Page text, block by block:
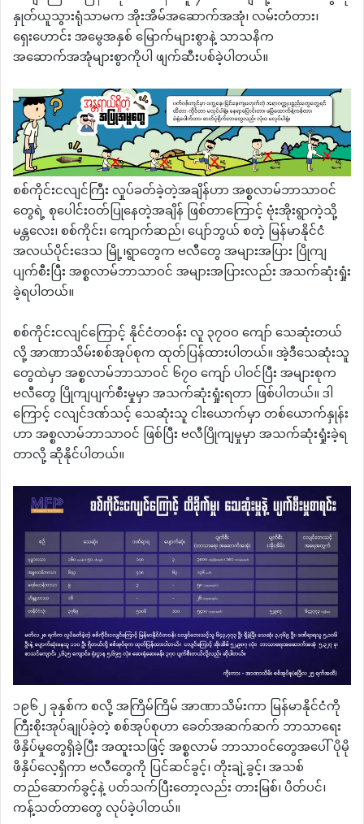
နှုတ်ယူသွားရုံသာမက အိုးအိမ်အဆောက်အအုံ၊ လမ်းတံတား၊
ရှေးဟောင်း အမွေအနှစ် မြောက်များစွာနဲ့ သာသနိက
အဆောက်အအုံများစွာကိုပါ ဖျက်ဆီးပစ်ခဲ့ပါတယ်။
စစ်ကိုင်းငလျင်ကြီး လှုပ်ခတ်ခဲ့တဲ့အချိန်ဟာ အစ္စလာမ်ဘာသာဝင်
တွေရဲ့ စုပေါင်းဝတ်ပြုနေတဲ့အချိန် ဖြစ်တာကြောင့် ဗုံးအိုးရွာကဲ့သို့
မန္တလေး၊ စစ်ကိုင်း၊ ကျောက်ဆည်၊ ပျော်ဘွယ် စတဲ့ မြန်မာနိုင်ငံ
အလယ်ပိုင်းဒေသ မြို့၊ရွာတွေက ဗလီတွေ အများအပြား ပြိုကျ
ပျက်စီးပြီး အစ္စလာမ်ဘာသာဝင် အများအပြားလည်း အသက်ဆုံးရှုံး
ခဲ့ရပါတယ်။
စစ်ကိုင်းငလျင်ကြောင့် နိုင်ငံတဝန်း လူ ၃၇၀၀ ကျော် သေဆုံးတယ်
လို့ အာဏာသိမ်းစစ်အုပ်စုက ထုတ်ပြန်ထားပါတယ်။ အဲ့ဒီသေဆုံးသူ
တွေထဲမှာ အစ္စလာမ်ဘာသာဝင် ၆၇၀ ကျော် ပါဝင်ပြီး အများစုက
ဗလီတွေ ပြိုကျပျက်စီးမှုမှာ အသက်ဆုံးရှုံးရတာ ဖြစ်ပါတယ်။ ဒါ
ကြောင့် ငလျင်ဒဏ်သင့် သေဆုံးသူ ငါးယောက်မှာ တစ်ယောက်နှုန်း
ဟာ အစ္စလာမ်ဘာသာဝင် ဖြစ်ပြီး ဗလီပြိုကျမှုမှာ အသက်ဆုံးရှုံးခဲ့ရ
တာလို့ ဆိုနိုင်ပါတယ်။
၁၉၆၂ ခုနှစ်က စလို့ အကြိမ်ကြိမ် အာဏာသိမ်းကာ မြန်မာနိုင်ငံကို
ကြီးစိုးအုပ်ချုပ်ခဲ့တဲ့ စစ်အုပ်စုဟာ ခေတ်အဆက်ဆက် ဘာသာရေး
ဖိနှိပ်မှုတွေရှိခဲ့ပြီး အထူးသဖြင့် အစ္စလာမ် ဘာသာဝင်တွေအပေါ် ပိုမို
ဖိနှိပ်လေ့ရှိကာ ဗလီတွေကို ပြင်ဆင်ခွင့်၊ တိုးချဲ့ခွင့်၊ အသစ်
တည်ဆောက်ခွင့်နဲ့ ပတ်သက်ပြီးတော့လည်း တားမြစ်၊ ပိတ်ပင်၊
ကန့်သတ်တာတွေ လုပ်ခဲ့ပါတယ်။